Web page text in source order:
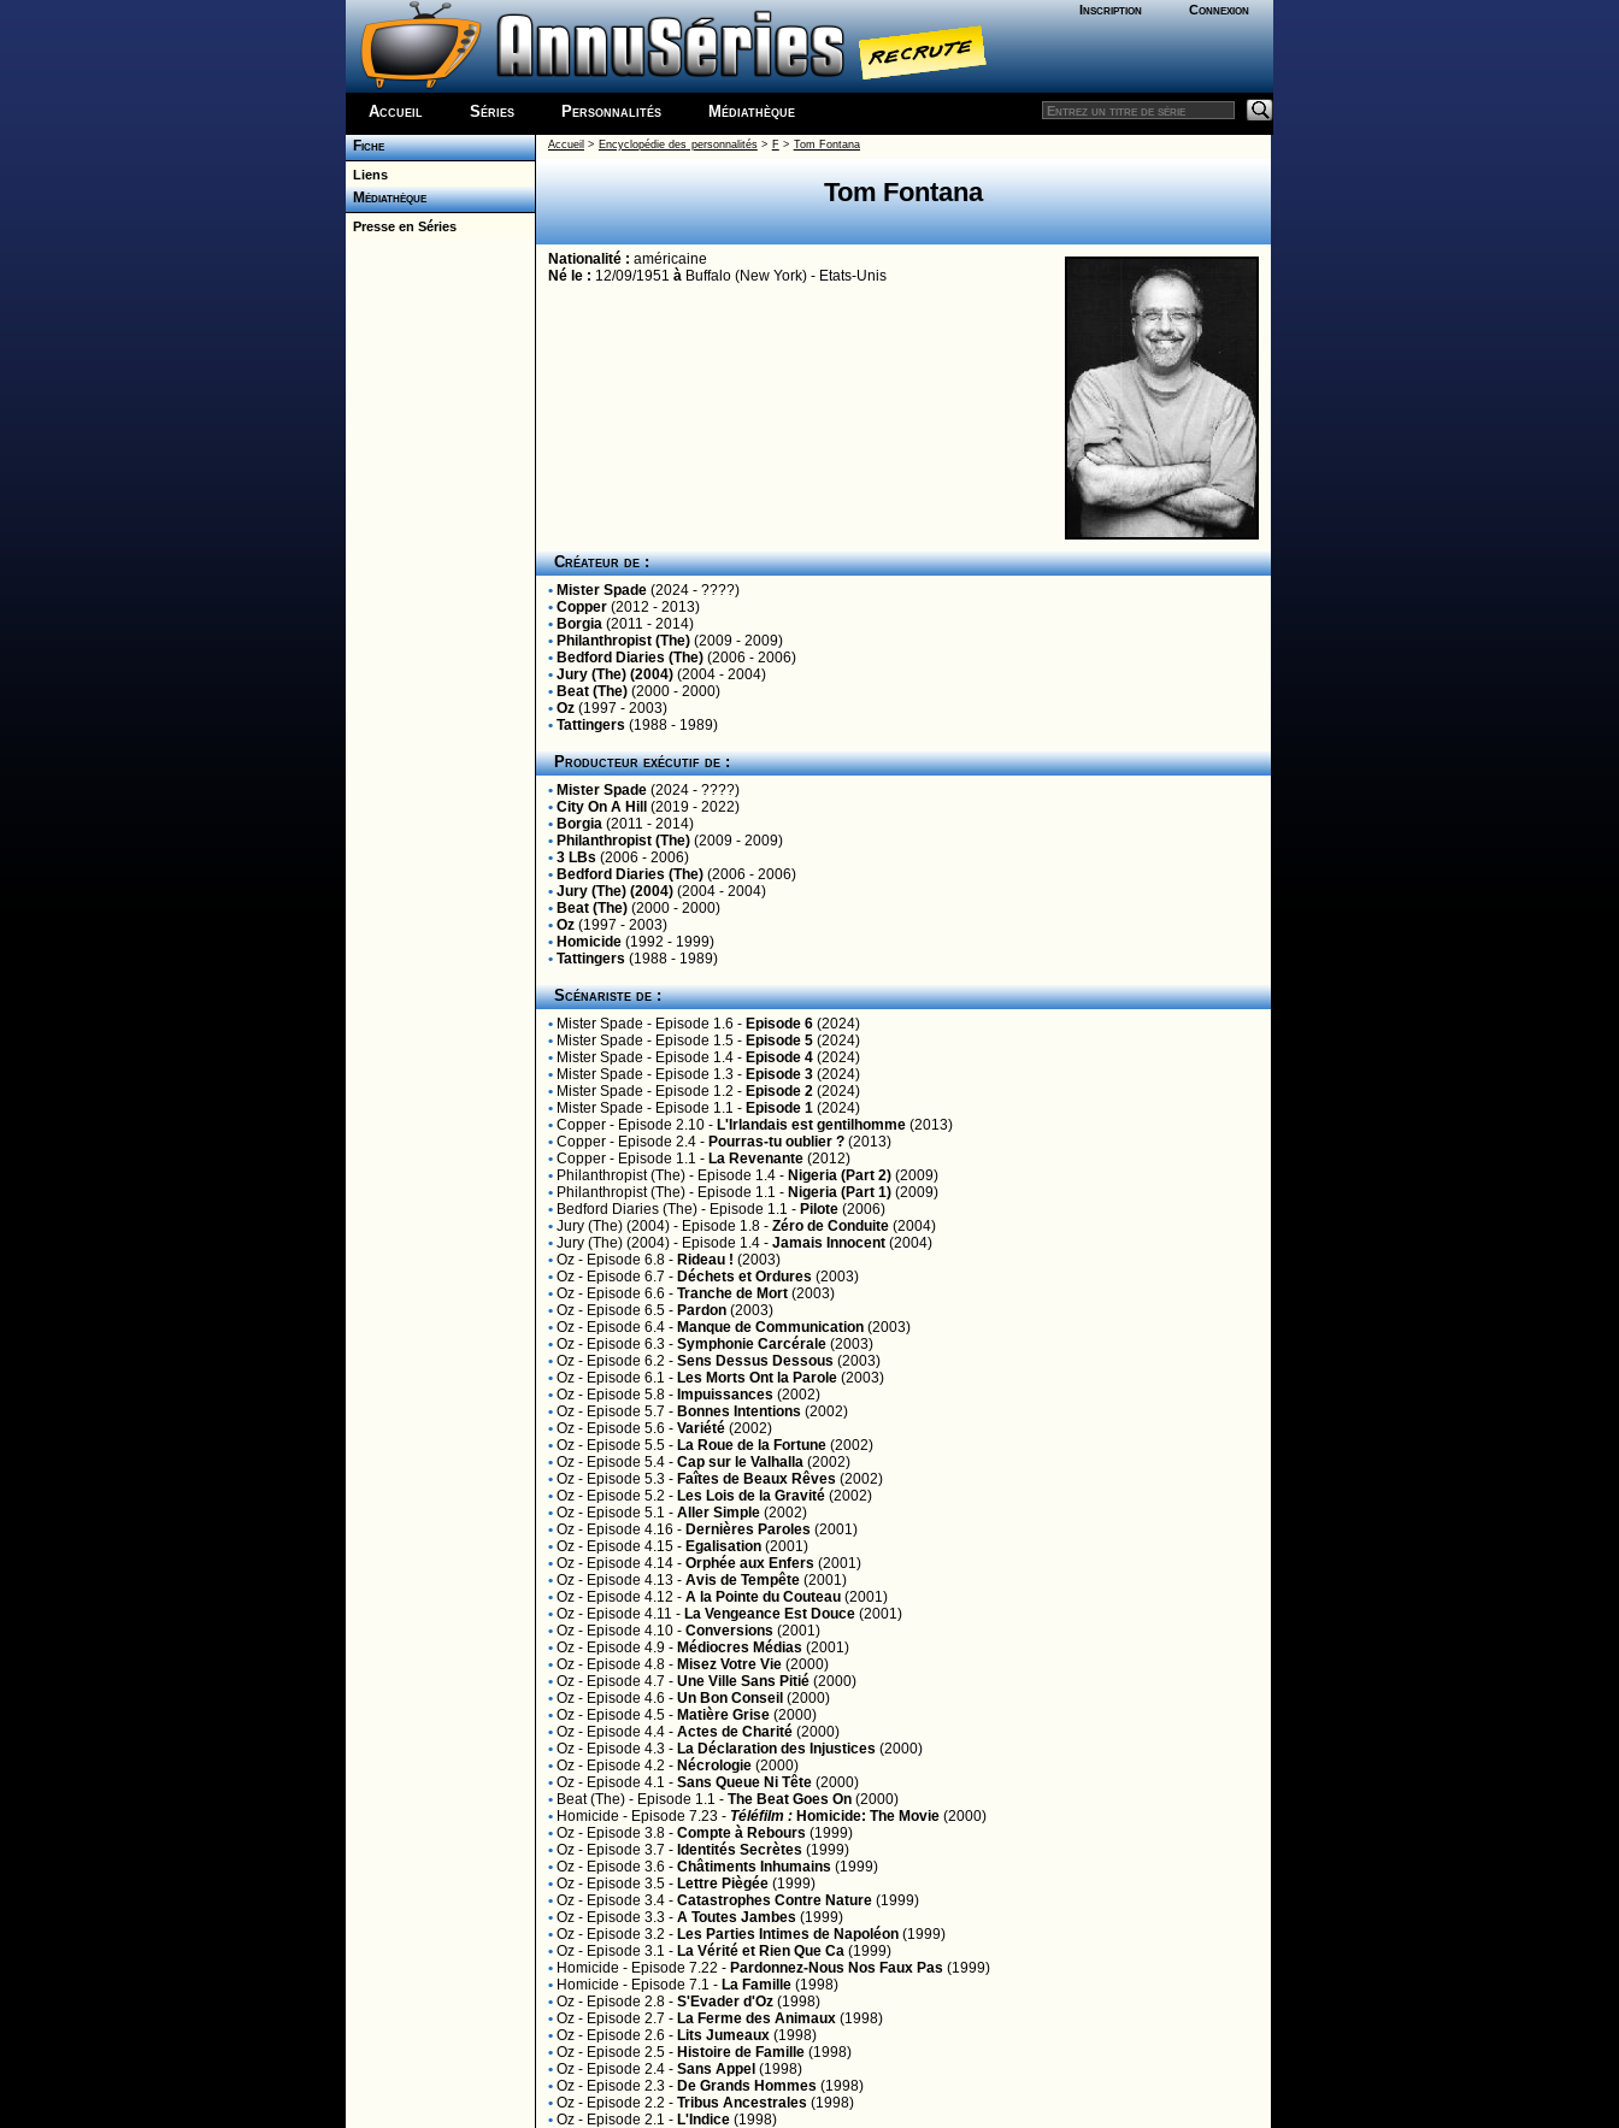
Inscription Connexion
Accueil Séries Personnalités Médiathèque
Fiche
Liens
Médiathèque
Presse en Séries
Accueil > Encyclopédie des personnalités> F> Tom Fontana
Tom Fontana
Nationalité : américaine
Né le : 12/09/1951 à Buffalo (New York) - Etats-Unis
Créateur de :
• Mister Spade (2024 - ????)
• Copper (2012 - 2013)
• Borgia (2011 - 2014)
• Philanthropist (The) (2009 - 2009)
• Bedford Diaries (The) (2006 - 2006)
• Jury (The) (2004) (2004 - 2004)
• Beat (The) (2000 - 2000)
• Oz (1997 - 2003)
• Tattingers (1988 - 1989)
Producteur exécutif de :
• Mister Spade (2024 - ????)
• City On A Hill
(2019 - 2022)
• Borgia (2011 - 2014)
• Philanthropist (The) (2009 - 2009)
• 3 LBs (2006 - 2006)
• Bedford Diaries (The) (2006 - 2006)
• Jury (The) (2004) (2004 - 2004)
• Beat (The) (2000 - 2000)
• Oz (1997 - 2003)
• Homicide (1992 - 1999)
• Tattingers (1988 - 1989)
Scénariste de :
• Mister Spade - Episode 1.6 - Episode 6 (2024)
• Mister Spade - Episode 1.5 - Episode 5 (2024)
• Mister Spade - Episode 1.4 - Episode 4 (2024)
• Mister Spade - Episode 1.3 - Episode 3 (2024)
• Mister Spade - Episode 1.2 - Episode 2 (2024)
• Mister Spade - Episode 1.1 - Episode 1 (2024)
• Copper - Episode 2.10 - L'Irlandais est gentilhomme (2013)
• Copper - Episode 2.4 - Pourras-tu oublier ? (2013)
• Copper - Episode 1.1 - La Revenante (2012)
• Philanthropist (The) - Episode 1.4 - Nigeria (Part 2) (2009)
• Philanthropist (The) - Episode 1.1 - Nigeria (Part 1) (2009)
• Bedford Diaries (The) - Episode 1.1 - Pilote (2006)
• Jury (The) (2004) - Episode 1.8 - Zéro de Conduite (2004)
• Jury (The) (2004) - Episode 1.4 - Jamais Innocent (2004)
• Oz - Episode 6.8 - Rideau ! (2003)
• Oz - Episode 6.7 - Déchets et Ordures (2003)
• Oz - Episode 6.6 - Tranche de Mort (2003)
• Oz - Episode 6.5 - Pardon (2003)
• Oz - Episode 6.4 - Manque de Communication (2003)
• Oz - Episode 6.3 - Symphonie Carcérale (2003)
• Oz - Episode 6.2 - Sens Dessus Dessous (2003)
• Oz - Episode 6.1 - Les Morts Ont la Parole (2003)
• Oz - Episode 5.8 - Impuissances (2002)
• Oz - Episode 5.7 - Bonnes Intentions (2002)
• Oz - Episode 5.6 - Variété (2002)
• Oz - Episode 5.5 - La Roue de la Fortune (2002)
• Oz - Episode 5.4 - Cap sur le Valhalla (2002)
• Oz - Episode 5.3 - Faîtes de Beaux Rêves (2002)
• Oz - Episode 5.2 - Les Lois de la Gravité (2002)
• Oz - Episode 5.1 - Aller Simple (2002)
• Oz - Episode 4.16 - Dernières Paroles (2001)
• Oz - Episode 4.15 - Egalisation (2001)
• Oz - Episode 4.14 - Orphée aux Enfers (2001)
• Oz - Episode 4.13 - Avis de Tempête (2001)
• Oz - Episode 4.12 - A la Pointe du Couteau (2001)
• Oz - Episode 4.11 - La Vengeance Est Douce (2001)
• Oz - Episode 4.10 - Conversions (2001)
• Oz - Episode 4.9 - Médiocres Médias (2001)
• Oz - Episode 4.8 - Misez Votre Vie (2000)
• Oz - Episode 4.7 - Une Ville Sans Pitié (2000)
• Oz - Episode 4.6 - Un Bon Conseil (2000)
• Oz - Episode 4.5 - Matière Grise (2000)
• Oz - Episode 4.4 - Actes de Charité (2000)
• Oz - Episode 4.3 - La Déclaration des Injustices (2000)
• Oz - Episode 4.2 - Nécrologie (2000)
• Oz - Episode 4.1 - Sans Queue Ni Tête (2000)
• Beat (The) - Episode 1.1 - The Beat Goes On (2000)
• Homicide - Episode 7.23 - Téléfilm : Homicide: The Movie (2000)
• Oz - Episode 3.8 - Compte à Rebours (1999)
• Oz - Episode 3.7 - Identités Secrètes (1999)
• Oz - Episode 3.6 - Châtiments Inhumains (1999)
• Oz - Episode 3.5 - Lettre Piègée (1999)
• Oz - Episode 3.4 - Catastrophes Contre Nature (1999)
• Oz - Episode 3.3 - A Toutes Jambes (1999)
• Oz - Episode 3.2 - Les Parties Intimes de Napoléon (1999)
• Oz - Episode 3.1 - La Vérité et Rien Que Ca (1999)
• Homicide - Episode 7.22 - Pardonnez-Nous Nos Faux Pas (1999)
• Homicide - Episode 7.1 - La Famille (1998)
• Oz - Episode 2.8 - S'Evader d'Oz (1998)
• Oz - Episode 2.7 - La Ferme des Animaux (1998)
• Oz - Episode 2.6 - Lits Jumeaux (1998)
• Oz - Episode 2.5 - Histoire de Famille (1998)
• Oz - Episode 2.4 - Sans Appel (1998)
• Oz - Episode 2.3 - De Grands Hommes (1998)
• Oz - Episode 2.2 - Tribus Ancestrales (1998)
• Oz - Episode 2.1 - L'Indice (1998)